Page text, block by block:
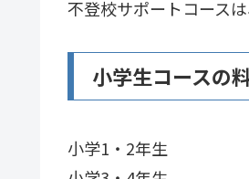
不登校サポートコース
小学生コースの
小学1・2年生